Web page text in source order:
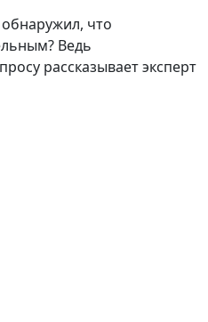
что
Ведь
рассказывает эксперт